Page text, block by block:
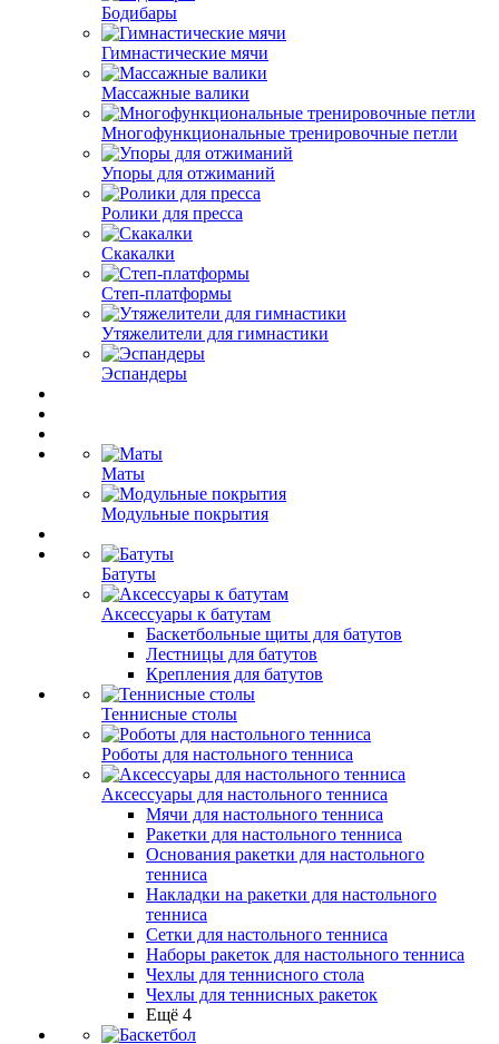
Бодибары
Гимнастические мячи
Массажные валики
Многофункциональные тренировочные петли
Упоры для отжиманий
Ролики для пресса
Скакалки
Степ-платформы
Утяжелители для гимнастики
Эспандеры
Маты
Модульные покрытия
Батуты
Аксессуары к батутам
Баскетбольные щиты для батутов
Лестницы для батутов
Крепления для батутов
Теннисные столы
Роботы для настольного тенниса
Аксессуары для настольного тенниса
Мячи для настольного тенниса
Ракетки для настольного тенниса
Основания ракетки для настольного
тенниса
Накладки на ракетки для настольного
тенниса
Сетки для настольного тенниса
Наборы ракеток для настольного тенниса
Чехлы для теннисного стола
Чехлы для теннисных ракеток
Ещё 4